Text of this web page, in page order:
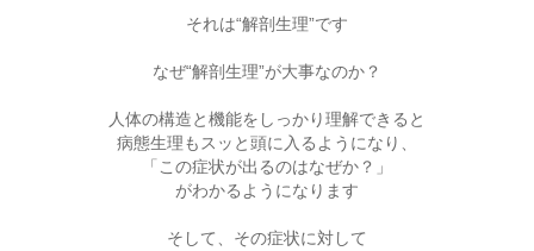
それは“解剖生理”です
なぜ“解剖生理”が大事なのか？
人体の構造と機能をしっかり理解できると
病態生理もスッと頭に入るようになり、
「この症状が出るのはなぜか？」
がわかるようになります